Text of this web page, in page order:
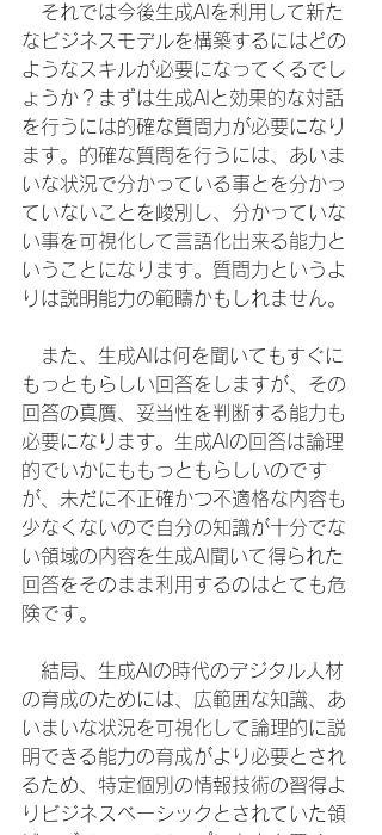
それでは今後生成AIを利用して新た
なビジネスモデルを構築するにはどの
ようなスキルが必要になってくるでし
ょうか？まずは生成AIと効果的な対話
を行うには的確な質問力が必要になり
ます。的確な質問を行うには、あいま
いな状況で分かっている事とを分かっ
ていないことを峻別し、分かっていな
い事を可視化して言語化出来る能力と
いうことになります。質問力というよ
りは説明能力の範疇かもしれません。
また、生成AIは何を聞いてもすぐに
もっともらしい回答をしますが、その
回答の真贋、妥当性を判断する能力も
必要になります。生成AIの回答は論理
的でいかにももっともらしいのです
が、未だに不正確かつ不適格な内容も
少なくないので自分の知識が十分でな
い領域の内容を生成AI聞いて得られた
回答をそのまま利用するのはとても危
険です。
結局、生成AIの時代のデジタル人材
の育成のためには、広範囲な知識、あ
いまいな状況を可視化して論理的に説
明できる能力の育成がより必要とされ
るため、特定個別の情報技術の習得よ
りビジネスベーシックとされていた領